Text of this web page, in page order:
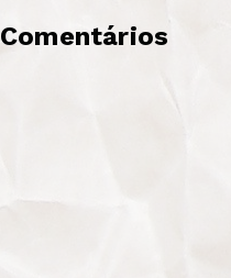
Comentários